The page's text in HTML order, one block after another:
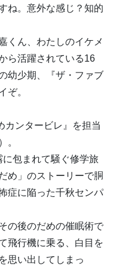
ね。意外な感じ？知的
くん、わたしのイケメ
ら活躍されている16
幼少期、『ザ・ファブ
ぞ。
カンタービレ』を担当
。
に包まれて騒ぐ修学旅
め」のストーリーで胴
症に陥った千秋センパ
の後のだめの催眠術で
飛行機に乗る、白目を
思い出してしまっ